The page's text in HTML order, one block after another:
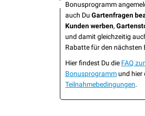
Bonusprogramm
auch Du Gartenfragen
Kunden werben,
und damit gleichzeitig
Rabatte für den nächsten
Hier findest Du die FAQ
Bonusprogramm und hier
Teilnahmebedingungen.